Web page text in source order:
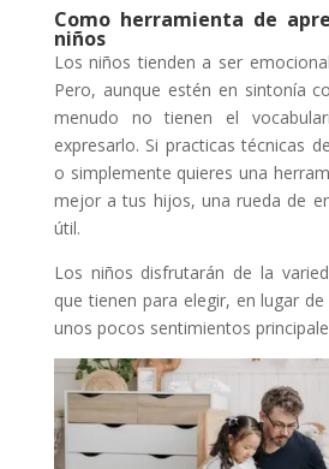
Como herramienta de
niños
Los niños tienden a ser
Pero, aunque estén en sintonía
menudo no tienen el
expresarlo. Si practicas técnicas
o simplemente quieres una
mejor a tus hijos, una rueda de
útil.
Los niños disfrutarán de la
que tienen para elegir, en lugar
unos pocos sentimientos